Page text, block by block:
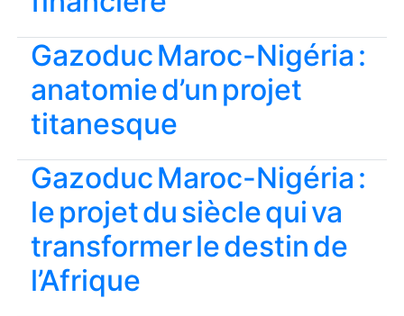
Gazoduc Maroc-Nigéria :
anatomie d’un projet
titanesque
Gazoduc Maroc-Nigéria :
le projet du siècle qui va
transformer le destin de
l’Afrique